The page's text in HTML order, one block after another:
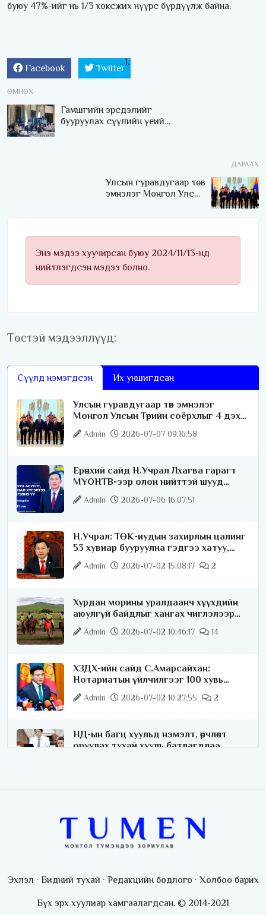
буюу 47%-ийг нь 1/3 коксжих нүүрс бүрдүүлж байна.
Facebook Twitter
ӨМНӨХ
Гамшгийн эрсдэлийг
бууруулах сүүлийн үеийн
ДАРААХ
Улсын гуравдугаар төв
эмнэлэг Монгол Улсын
Энэ мэдээ хуучирсан буюу 2024/11/13-нд
нийтлэгдсэн мэдээ болно.
Төстэй мэдээллүүд:
Сүүлд нэмэгдсэн Их уншигдсан
Улсын гуравдугаар төв эмнэлэг
Монгол Улсын Төрийн соёрхлыг 4 дэх
удаагаа хүртлээ
Admin 2026-07-07 09:16:58
Ерөнхий сайд Н.Учрал Лхагва гарагт
МҮОНТВ-ээр олон нийттэй шууд
ярилцана
Admin 2026-07-06 16:07:51
Н.Учрал: ТӨК-иудын захирлын цалинг
53 хувиар бууруулна гэдгээ хатуу,
хариуцлагатайгаар хэлье
Admin 2026-07-02 15:08:17 2
Хурдан морины уралдаанч хүүхдийн
аюулгүй байдлыг хангах чиглэлээр
ажиллаж байна
Admin 2026-07-02 10:46:17 14
ХЗДХ-ийн сайд С.Амарсайхан:
Нотариатын үйлчилгээг 100 хувь
цахимжуулна
Admin 2026-07-02 10:27:55 2
НД-ын багц хуульд нэмэлт, өөрчлөлт
оруулах тухай хууль батлагдлаа
хяналт тавина
Admin 2026-07-02 09:10:46
3 өдөрт шилжүүлбэл найраа тун нарийн
Эхлэл · Бидний тухай · Редакцийн бодлого ·Холбоо барих
Бүх эрх хуулиар хамгаалагдсан. © 2014-2021